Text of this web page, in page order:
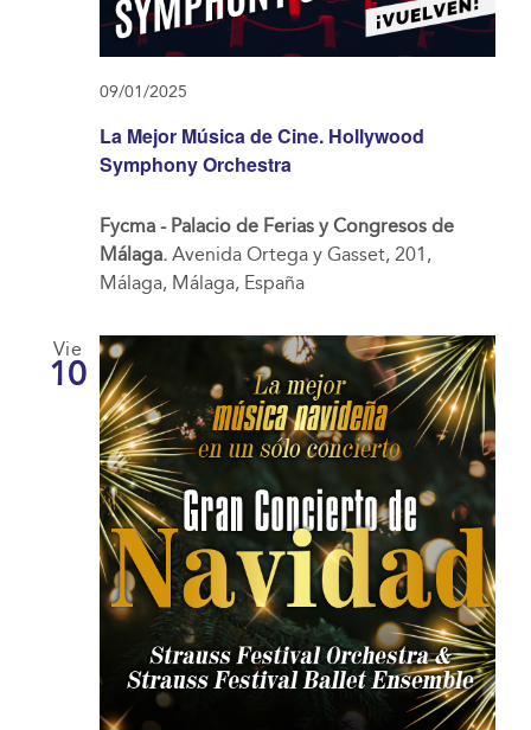
La Mejor Música de Cine. Hollywood
Symphony Orchestra
09/01/2025
Fycma - Palacio de Ferias y Congresos de
Málaga. Avenida Ortega y Gasset, 201,
Málaga, Málaga, España
Vie
10